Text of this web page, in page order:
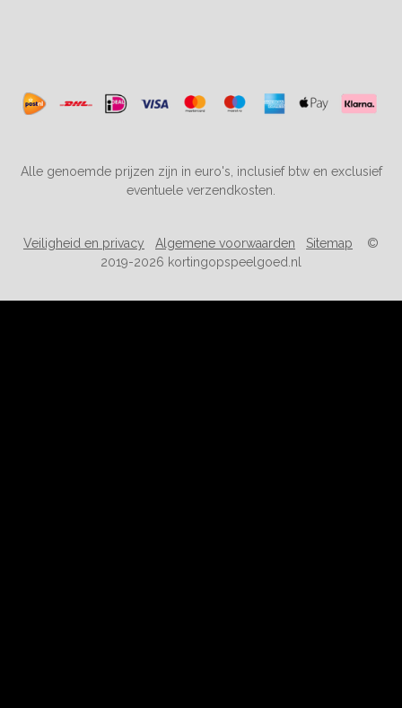
Alle genoemde prijzen zijn in euro's, inclusief btw en exclusief
eventuele verzendkosten.
Veiligheid en privacy Algemene voorwaarden Sitemap ©
2019-2026 kortingopspeelgoed.nl